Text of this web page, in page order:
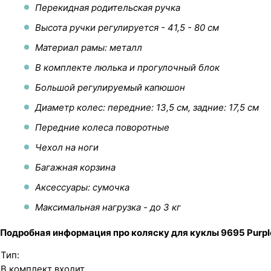
Перекидная родительская ручка
Высота ручки регулируется - 41,5 - 80 см
Материал рамы: металл
В комплекте люлька и прогулочный блок
Большой регулируемый капюшон
Диаметр колес: передние: 13,5 см, задние: 17,5 см
Передние колеса поворотные
Чехол на ноги
Багажная корзина
Аксессуары: сумочка
Максимальная нагрузка - до 3 кг
Подробная информация про коляску для куклы 9695
Тип: